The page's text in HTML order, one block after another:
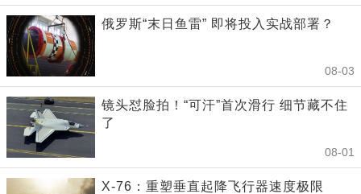
俄罗斯“末日鱼雷” 即将投入实战部署？
08-03
镜头怼脸拍！“可汗”首次滑行 细节藏不住
了
08-01
X-76：重塑垂直起降飞行器速度极限